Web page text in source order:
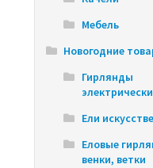
Мебель
Новогодние
Гирлянды
Ели
Еловые
венки, ветки